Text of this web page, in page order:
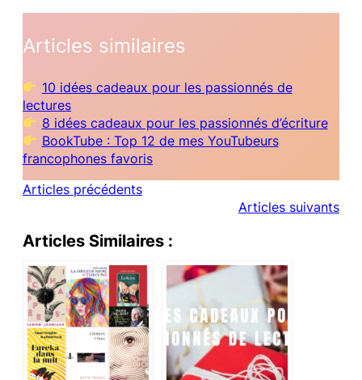
Articles similaires
10 idées cadeaux pour les passionnés de
lectures
8 idées cadeaux pour les passionnés d’écriture
BookTube : Top 12 de mes YouTubeurs
francophones favoris
Articles précédents
Articles suivants
Articles Similaires :